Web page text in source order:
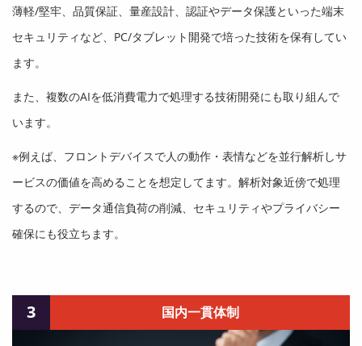
薄軽/堅牢、品質保証、量産設計、認証やデータ保護といった端末
セキュリティなど、PC/タブレット開発で培った技術を保有してい
ます。
また、複数のAIを低消費電力で処理する技術開発にも取り組んで
います。
※例えば、フロントデバイスで人の動作・表情などを並行解析しサ
ービスの価値を高めることを想定してます。解析対象近傍で処理
するので、データ通信負荷の削減、セキュリティやプライバシー
確保にも役立ちます。
3 国内一貫体制